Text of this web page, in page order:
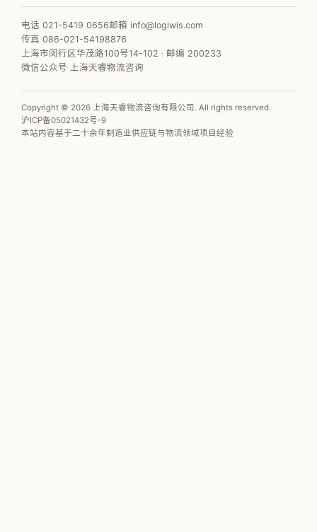
电话 021-5419 0656邮箱 info@logiwis.com
传真 086-021-54198876
上海市闵行区华茂路100号14-102 · 邮编 200233
微信公众号 上海天睿物流咨询
Copyright © 2026 上海天睿物流咨询有限公司. All rights reserved.
沪ICP备05021432号-9
本站内容基于二十余年制造业供应链与物流领域项目经验